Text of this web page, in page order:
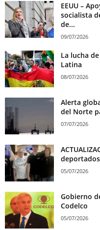
EEUU –
socialista
de...
09/07/2026
La lucha
Latina
08/07/2026
Alerta
del Norte
07/07/2026
05/07/2026
Gobierno
Codelco
05/07/2026